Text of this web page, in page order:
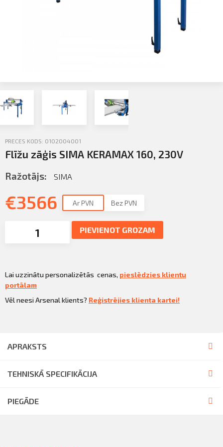
PRECES KODS: 0102004001
Flīžu zāģis SIMA KERAMAX 160, 230V
Ražotājs: SIMA
€3566 Ar PVN Bez PVN
PIEVIENOT GROZAM
Lai uzzinātu personalizētās cenas, pieslēdzies klientu
portālam
Vēl neesi Arsenal klients? Reģistrējies klienta kartei!
APRAKSTS
TEHNISKĀ SPECIFIKĀCIJA
PIEGĀDE